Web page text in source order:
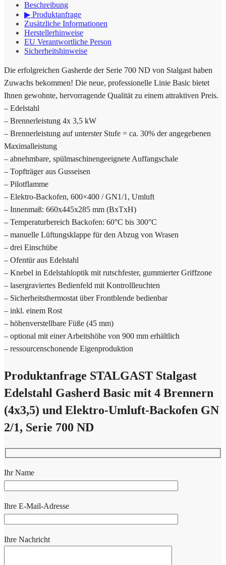
Beschreibung
▶ Produktanfrage
Zusätzliche Informationen
Herstellerhinweise
EU Verantwortliche Person
Sicherheitshinweise
Die erfolgreichen Gasherde der Serie 700 ND von Stalgast haben
Zuwachs bekommen! Die neue, professionelle Linie Basic bietet
Ihnen gewohnte, hervorragende Qualität zu einem attraktiven Preis.
– Edelstahl
– Brennerleistung 4x 3,5 kW
– Brennerleistung auf unterster Stufe = ca. 30% der angegebenen
Maximalleistung
– abnehmbare, spülmaschinengeeignete Auffangschale
– Topfträger aus Gusseisen
– Pilotflamme
– Elektro-Backofen, 600×400 / GN1/1, Umluft
– Innenmaß: 660x445x285 mm (BxTxH)
– Temperaturbereich Backofen: 60°C bis 300°C
– manuelle Lüftungsklappe für den Abzug von Wrasen
– drei Einschübe
– Ofentür aus Edelstahl
– Knebel in Edelstahloptik mit rutschfester, gummierter Griffzone
– lasergraviertes Bedienfeld mit Kontrollleuchten
– Sicherheitsthermostat über Frontblende bedienbar
– inkl. einem Rost
– höhenverstellbare Füße (45 mm)
– optional mit einer Arbeitshöhe von 900 mm erhältlich
– ressourcenschonende Eigenproduktion
Produktanfrage STALGAST Stalgast
Edelstahl Gasherd Basic mit 4 Brennern
(4x3,5) und Elektro-Umluft-Backofen GN
2/1, Serie 700 ND
Ihr Name
Ihre E-Mail-Adresse
Ihre Nachricht